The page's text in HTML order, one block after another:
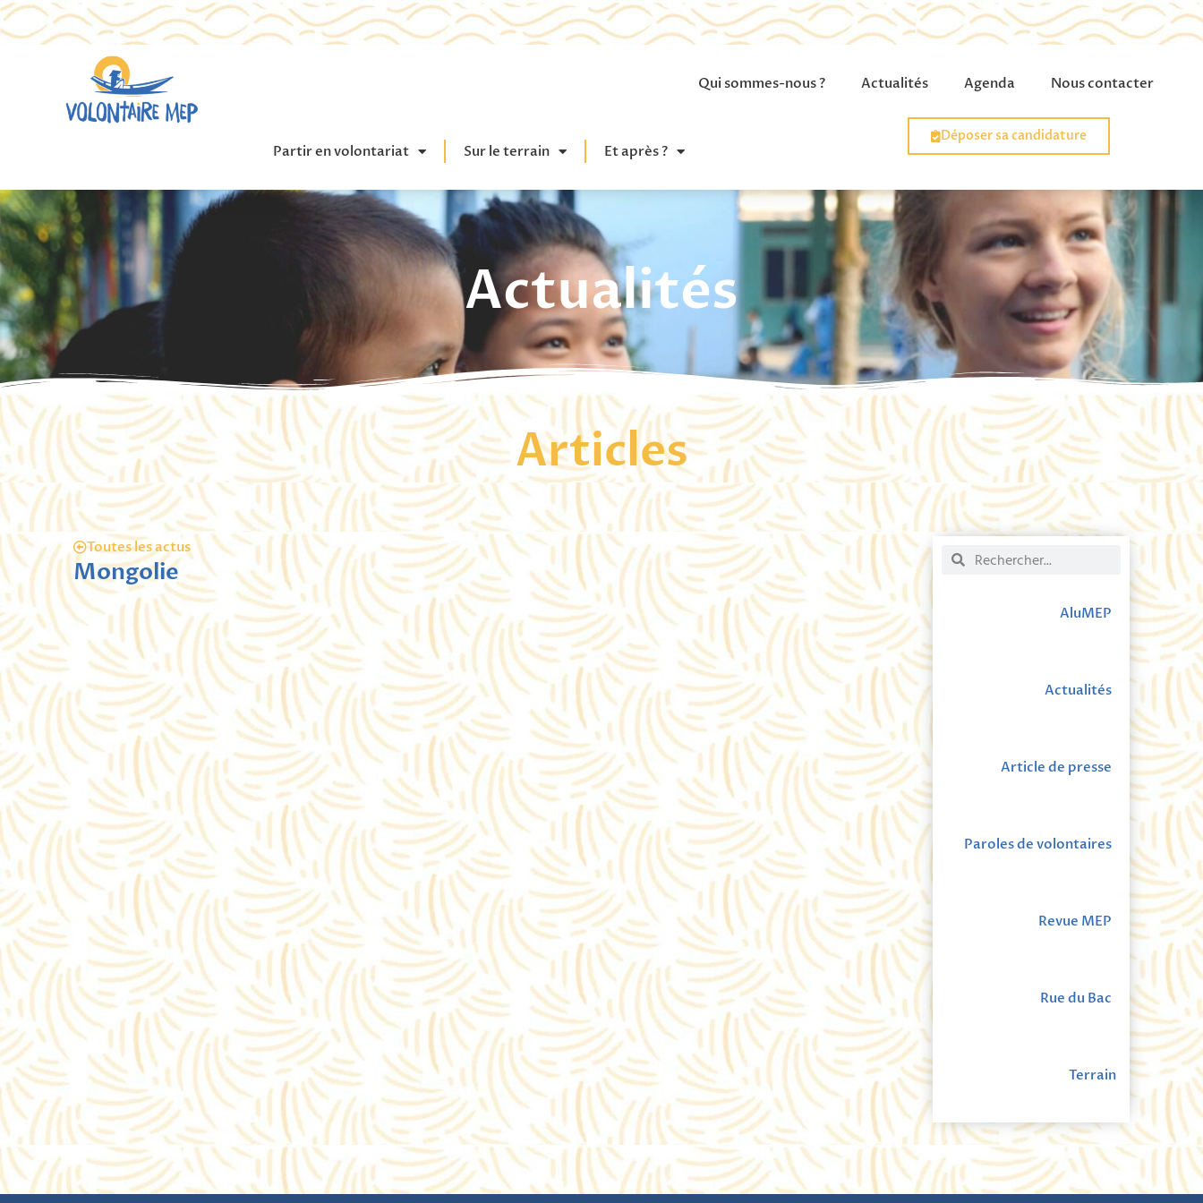
Qui sommes-nous ? Actualités Agenda Nous contacter
Partir en volontariat Sur le terrain Et après ?
Déposer sa candidature
Actualités
Articles
Toutes les actus
Mongolie
AluMEP
Actualités
Article de presse
Paroles de volontaires
Revue MEP
Rue du Bac
Terrain